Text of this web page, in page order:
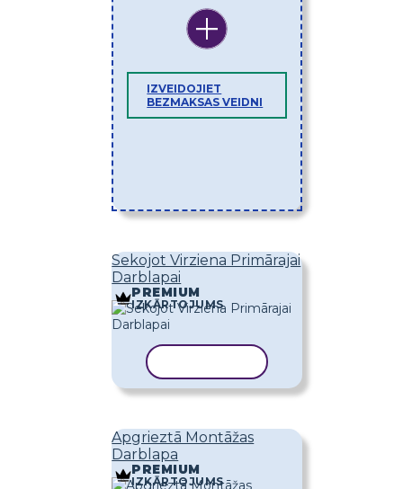
IZVEIDOJIET
BEZMAKSAS VEIDNI
Sekojot Virziena Primārajai
Darblapai
PREMIUM
IZKĀRTOJUMS
Apgrieztā Montāžas
Darblapa
PREMIUM
IZKĀRTOJUMS